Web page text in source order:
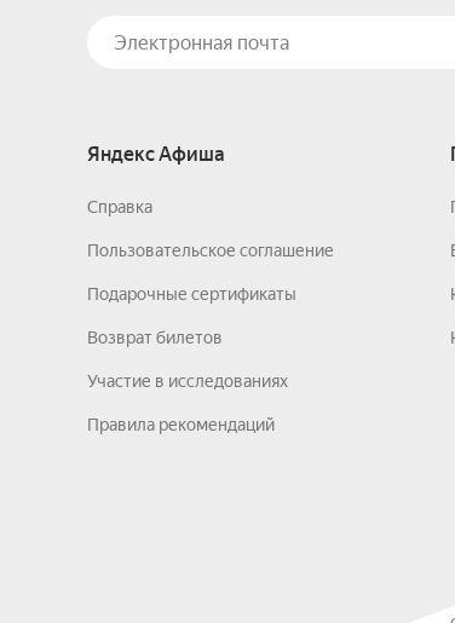
Яндекс Афиша
Справка
Пользовательское соглашение
Подарочные сертификаты
Возврат билетов
Участие в исследованиях
Правила рекомендаций